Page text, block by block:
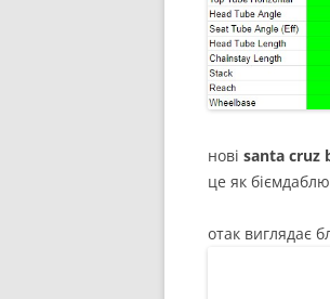
нові santa cruz
це як
отак виглядає